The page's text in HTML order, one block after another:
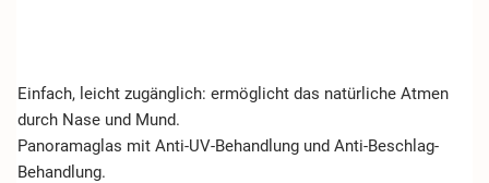
Einfach, leicht zugänglich: ermöglicht das natürliche Atmen
durch Nase und Mund.
Panoramaglas mit Anti-UV-Behandlung und Anti-Beschlag-
Behandlung.